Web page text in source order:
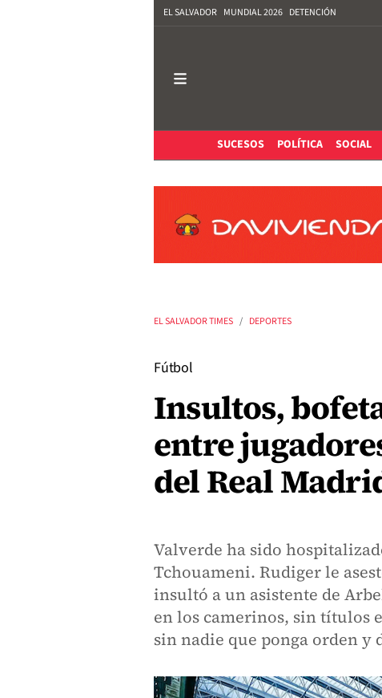
EL SALVADOR MUNDIAL 2026 DETENCIÓN
SUCESOS
POLÍTICA SOCIAL
EL SALVADOR TIMES DEPORTES
Fútbol
Insultos,
entre
del Real
Valverde ha sido
Tchouameni. Rudiger le
insultó a un asistente de
en los camerinos, sin títulos
sin nadie que ponga orden